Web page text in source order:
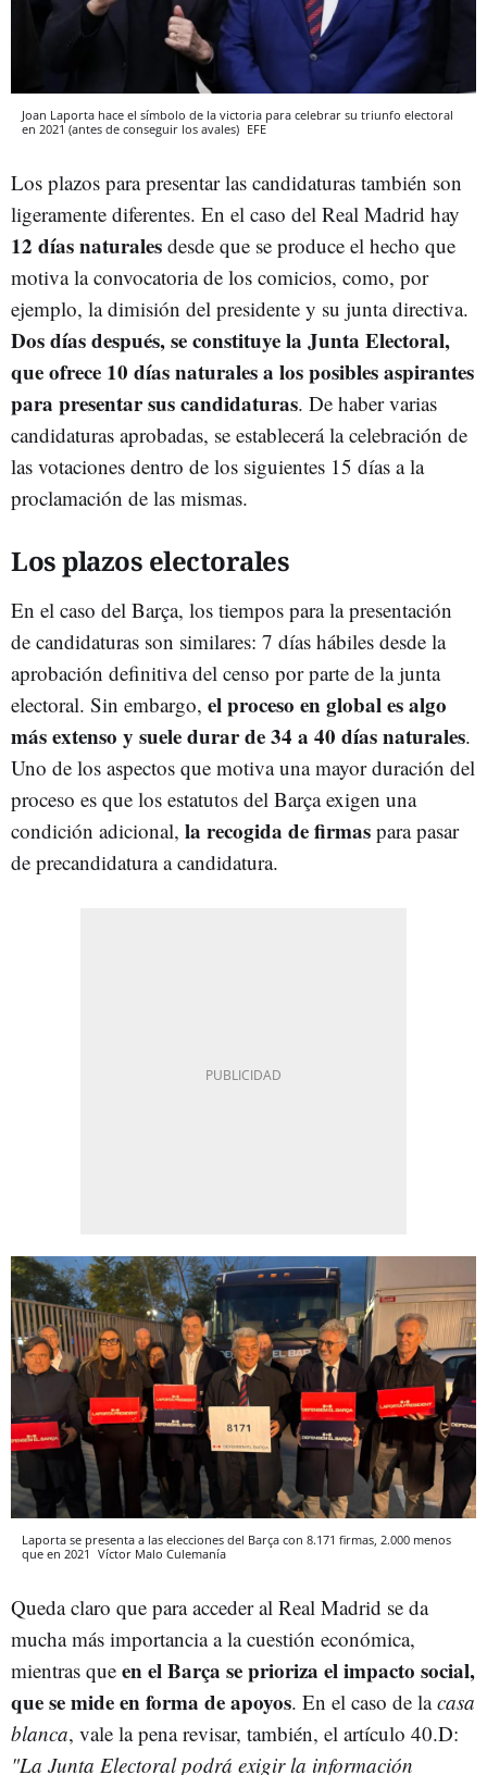
Joan Laporta hace el símbolo de la victoria para celebrar su triunfo electoral
en 2021 (antes de conseguir los avales) EFE
Los plazos para presentar las candidaturas también son
ligeramente diferentes. En el caso del Real Madrid hay
12 días naturales desde que se produce el hecho que
motiva la convocatoria de los comicios, como, por
ejemplo, la dimisión del presidente y su junta directiva.
Dos días después, se constituye la Junta Electoral,
que ofrece 10 días naturales a los posibles aspirantes
para presentar sus candidaturas. De haber varias
candidaturas aprobadas, se establecerá la celebración de
las votaciones dentro de los siguientes 15 días a la
proclamación de las mismas.
Los plazos electorales
En el caso del Barça, los tiempos para la presentación
de candidaturas son similares: 7 días hábiles desde la
aprobación definitiva del censo por parte de la junta
electoral. Sin embargo, el proceso en global es algo
más extenso y suele durar de 34 a 40 días naturales.
Uno de los aspectos que motiva una mayor duración del
proceso es que los estatutos del Barça exigen una
condición adicional, la recogida de firmas para pasar
de precandidatura a candidatura.
Laporta se presenta a las elecciones del Barça con 8.171 firmas, 2.000 menos
que en 2021 Víctor Malo Culemanía
Queda claro que para acceder al Real Madrid se da
mucha más importancia a la cuestión económica,
mientras que en el Barça se prioriza el impacto social,
que se mide en forma de apoyos. En el caso de lacasa
blanca, vale la pena revisar, también, el artículo 40.D:
"La Junta Electoral podrá exigir la información